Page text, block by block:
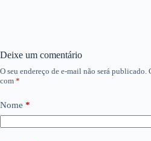
Deixe um comentário
O seu endereço de e-mail não será publicado.
com *
Nome *